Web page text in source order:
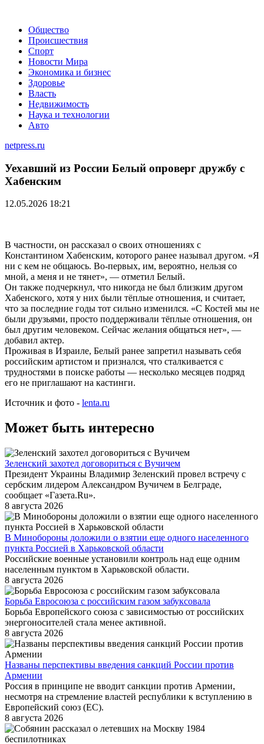
Общество
Происшествия
Спорт
Новости Мира
Экономика и бизнес
Здоровье
Власть
Недвижимость
Наука и технологии
Авто
netpress.ru
Уехавший из России Белый опроверг дружбу с
Хабенским
12.05.2026 18:21
В частности, он рассказал о своих отношениях с
Константином Хабенским, которого ранее называл другом. «Я
ни с кем не общаюсь. Во-первых, им, вероятно, нельзя со
мной, а меня и не тянет», — отметил Белый.
Он также подчеркнул, что никогда не был близким другом
Хабенского, хотя у них были тёплые отношения, и считает,
что за последние годы тот сильно изменился. «С Костей мы не
были друзьями, просто поддерживали тёплые отношения, он
был другим человеком. Сейчас желания общаться нет», —
добавил актер.
Проживая в Израиле, Белый ранее запретил называть себя
российским артистом и признался, что сталкивается с
трудностями в поиске работы — несколько месяцев подряд
его не приглашают на кастинги.
Источник и фото - lenta.ru
Может быть интересно
Зеленский захотел договориться с Вучичем
Президент Украины Владимир Зеленский провел встречу с
сербским лидером Александром Вучичем в Белграде,
сообщает «Газета.Ru».
8 августа 2026
В Минобороны доложили о взятии еще одного населенного
пункта Россией в Харьковской области
Российские военные установили контроль над еще одним
населенным пунктом в Харьковской области.
8 августа 2026
Борьба Евросоюза с российским газом забуксовала
Борьба Европейского союза с зависимостью от российских
энергоносителей стала менее активной.
8 августа 2026
Названы перспективы введения санкций России против
Армении
Россия в принципе не вводит санкции против Армении,
несмотря на стремление властей республики к вступлению в
Европейский союз (ЕС).
8 августа 2026